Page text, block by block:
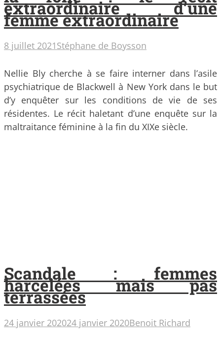
extraordinaire d’une
femme extraordinaire
8 juillet 2021Stéphane de Boysson
Nellie Bly cherche à se faire interner dans l’asile
psychiatrique de Blackwell à New York dans le but
d’y enquêter sur les conditions de vie de ses
résidentes. Le récit haletant d’une enquête sur la
maltraitance féminine à la fin du XIXe siècle.
Scandale : femmes
harcelées mais pas
terrassées
24 janvier 202024 janvier 2020Benoit Richard